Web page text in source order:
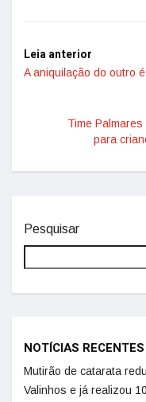
Leia anterior
A aniquilação do outro
Time
para
Pesquisar
NOTÍCIAS RECENTES
Mutirão de catarata
Valinhos e já realizou